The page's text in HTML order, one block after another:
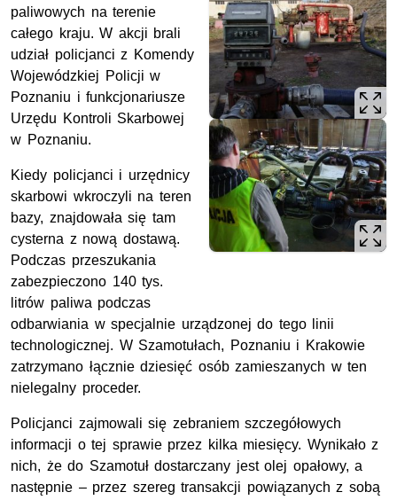
paliwowych na terenie
całego kraju. W akcji brali
udział policjanci z Komendy
Wojewódzkiej Policji w
Poznaniu i funkcjonariusze
Urzędu Kontroli Skarbowej
w Poznaniu.
Kiedy policjanci i urzędnicy
skarbowi wkroczyli na teren
bazy, znajdowała się tam
cysterna z nową dostawą.
Podczas przeszukania
zabezpieczono 140 tys.
litrów paliwa podczas
odbarwiania w specjalnie urządzonej do tego linii
technologicznej. W Szamotułach, Poznaniu i Krakowie
zatrzymano łącznie dziesięć osób zamieszanych w ten
nielegalny proceder.
Policjanci zajmowali się zebraniem szczegółowych
informacji o tej sprawie przez kilka miesięcy. Wynikało z
nich, że do Szamotuł dostarczany jest olej opałowy, a
następnie – przez szereg transakcji powiązanych z sobą